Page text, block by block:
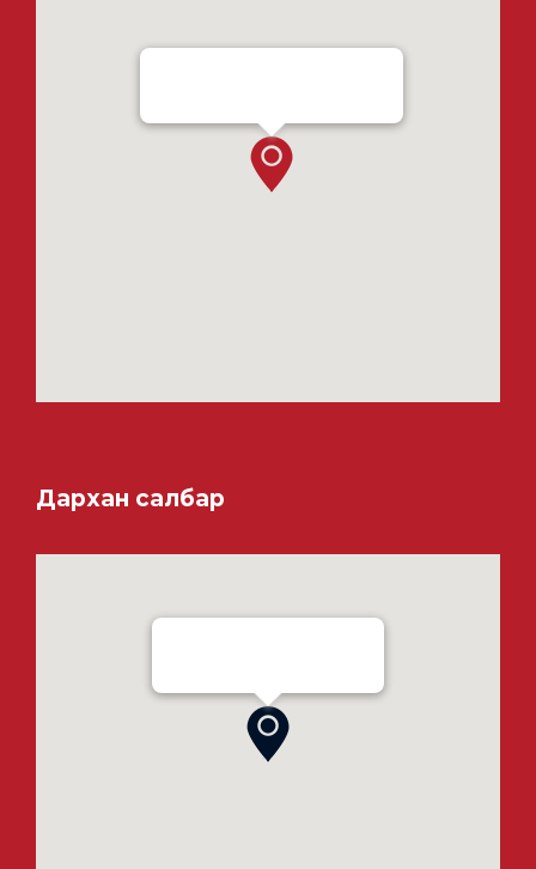
Ensada Tractron LLC - Ulaanbaatar
Дархан салбар
Ensada Tractron LLC - Darkhan